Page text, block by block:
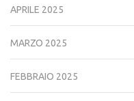
APRILE 2025
MARZO 2025
FEBBRAIO 2025